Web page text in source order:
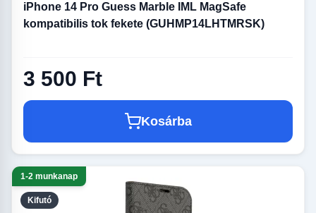
iPhone 14 Pro Guess Marble IML MagSafe
kompatibilis tok fekete (GUHMP14LHTMRSK)
3 500 Ft
Kosárba
Kifutó
1-2 munkanap